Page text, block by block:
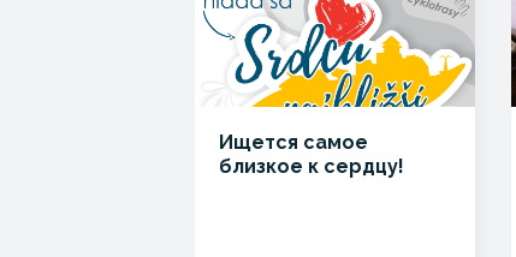
Ищется самое
близкое к сердцу!